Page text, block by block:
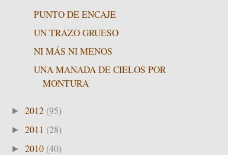
PUNTO DE ENCAJE
UN TRAZO GRUESO
NI MÁS NI MENOS
UNA MANADA DE CIELOS POR
MONTURA
► 2012 (95)
► 2011 (28)
► 2010 (40)